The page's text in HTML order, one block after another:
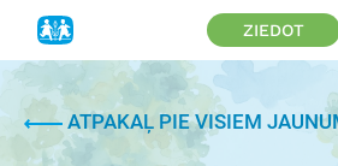
ZIEDOT
ATPAKAĻ PIE VISIEM